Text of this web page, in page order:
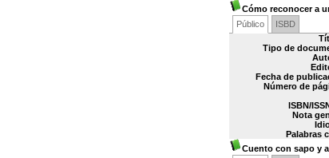
Cómo reconocer a
Público
ISBD
Tipo de
Fecha de
Número de
ISBN/
Nota
Palabras
Cuento con sapo y